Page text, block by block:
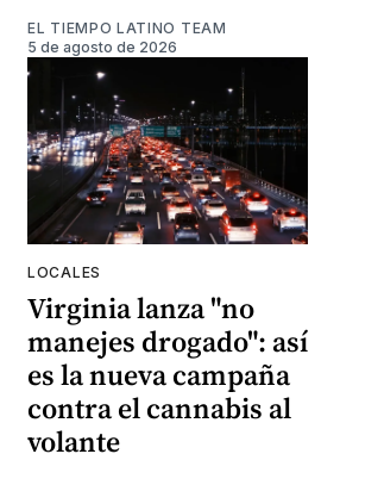
EL TIEMPO LATINO TEAM
5 de agosto de 2026
LOCALES
Virginia lanza "no
manejes drogado": así
es la nueva campaña
contra el cannabis al
volante